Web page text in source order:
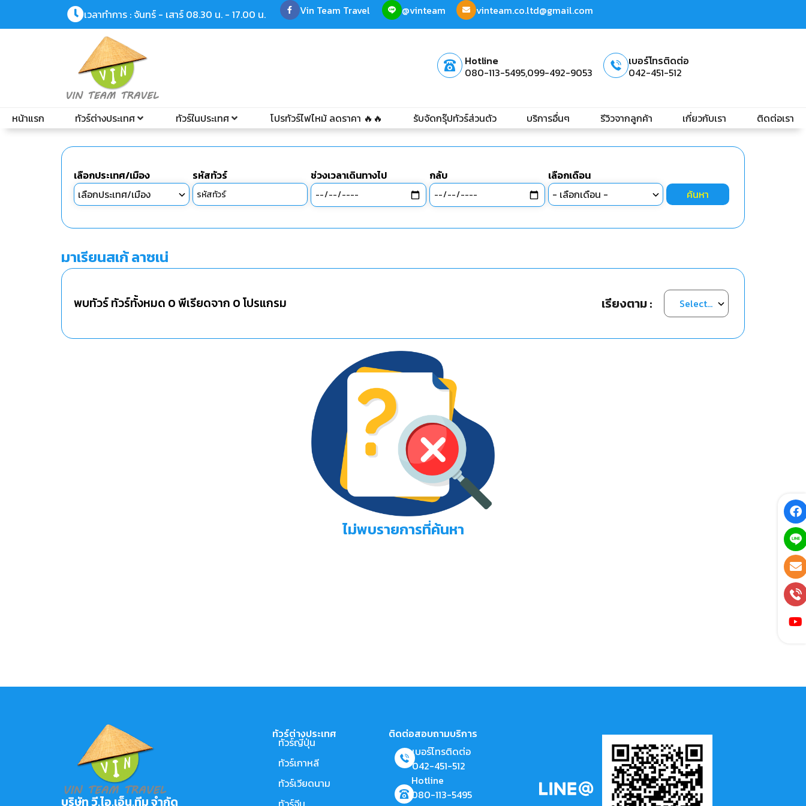
เวลาทำการ : จันทร์ - เสาร์ 08.30 น. - 17.00 น. Vin Team Travel @vinteam vinteam.co.ltd@gmail.com
Hotline
080-113-5495,099-492-9053
เบอร์โทรติดต่อ
042-451-512
หน้าแรก ทัวร์ต่างประเทศ ทัวร์ในประเทศ โปรทัวร์ไฟไหม้ ลดราคา 🔥🔥 รับจัดกรุ๊ปทัวร์ส่วนตัว บริการอื่นๆ รีวิวจากลูกค้า เกี่ยวกับเรา ติดต่อเรา
เลือกประเทศ/เมือง รหัสทัวร์ ช่วงเวลาเดินทางไป กลับ
เลือกเดือน
ค้นหา
มาเรียนสเก้ ลาซเน่
พบทัวร์ ทัวร์ทั้งหมด 0พีเรียดจาก 0โปรแกรม เรียงตาม :
ไม่พบรายการที่ค้นหา
บริษัท วี.ไอ.เอ็น.ทีม จำกัด
ทัวร์ต่างประเทศ
ทัวร์ญี่ปุ่น
ทัวร์เกาหลี
ทัวร์เวียดนาม
ติดต่อสอบถามบริการ
เบอร์โทรติดต่อ
042-451-512
Hotline
080-113-5495